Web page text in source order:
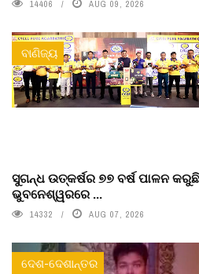
14406 AUG 09, 2026
ବାଣିଜ୍ୟ
ସୁଗନ୍ଧ ଉତ୍କର୍ଷର ୭୭ ବର୍ଷ ପାଳନ
ଭୁବନେଶ୍ୱରରେ ...
14332 AUG 07, 2026
ଦେଶ-ଦେଶାନ୍ତର